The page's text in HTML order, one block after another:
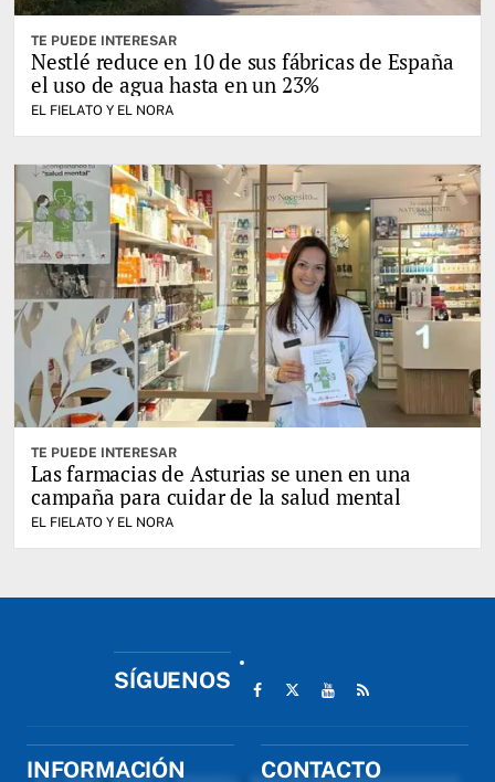
TE PUEDE INTERESAR
Nestlé reduce en 10 de sus fábricas de España
el uso de agua hasta en un 23%
EL FIELATO Y EL NORA
TE PUEDE INTERESAR
Las farmacias de Asturias se unen en una
campaña para cuidar de la salud mental
EL FIELATO Y EL NORA
SÍGUENOS
INFORMACIÓN CONTACTO